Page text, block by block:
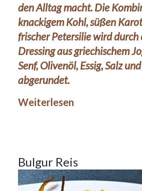
den Alltag macht. Die
knackigem Kohl, süßen
frischer Petersilie wird durch
Dressing aus griechischem
Senf, Olivenöl, Essig, Salz
abgerundet.
Weiterlesen
26
JAN. 2024
26Jan.
Bulgur Reis